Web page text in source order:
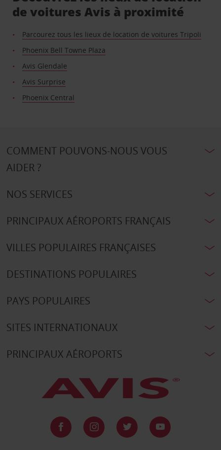
de voitures Avis à proximité
Parcourez tous les lieux de location de voitures Tripoli
Phoenix Bell Towne Plaza
Avis Glendale
Avis Surprise
Phoenix Central
COMMENT POUVONS-NOUS VOUS
AIDER ?
NOS SERVICES
PRINCIPAUX AÉROPORTS FRANÇAIS
VILLES POPULAIRES FRANÇAISES
DESTINATIONS POPULAIRES
PAYS POPULAIRES
SITES INTERNATIONAUX
PRINCIPAUX AÉROPORTS